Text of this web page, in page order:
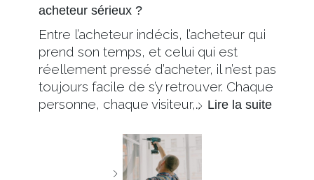
acheteur sérieux ?
Entre l’acheteur indécis, l’acheteur qui
prend son temps, et celui qui est
réellement pressé d’acheter, il n’est pas
toujours facile de s’y retrouver. Chaque
personne, chaque visiteur,… Lire la suite